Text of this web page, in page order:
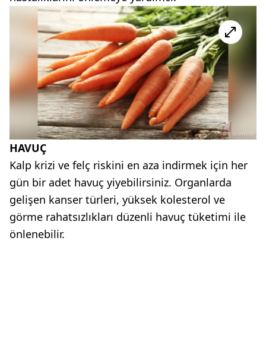
HAVUÇ
Kalp krizi ve felç riskini en aza indirmek için her
gün bir adet havuç yiyebilirsiniz. Organlarda
gelişen kanser türleri, yüksek kolesterol ve
görme rahatsızlıkları düzenli havuç tüketimi ile
önlenebilir.